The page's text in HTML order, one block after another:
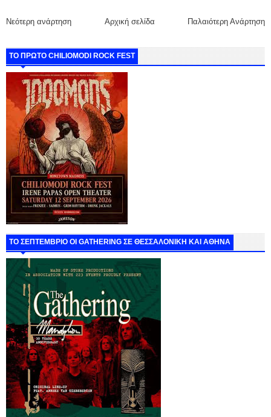
Νεότερη ανάρτηση Παλαιότερη Ανάρτηση
Αρχική σελίδα
ΤΟ ΠΡΩΤΟ CHILIOMODI ROCK FEST
ΤΟ ΣΕΠΤΕΜΒΡΙΟ ΟΙ GATHERING ΣΕ ΘΕΣΣΑΛΟΝΙΚΗ ΚΑΙ ΑΘΗΝΑ